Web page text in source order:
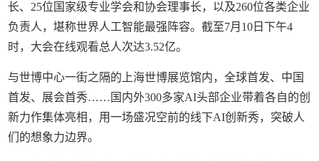
长、25位国家级专业学会和协会理事长，以及260位各类企业
负责人，堪称世界人工智能最强阵容。截至7月10日下午4
时，大会在线观看总人次达3.52亿。
与世博中心一街之隔的上海世博展览馆内，全球首发、中国
首发、展会首秀……国内外300多家AI头部企业带着各自的创
新力作集体亮相，用一场盛况空前的线下AI创新秀，突破人
们的想象力边界。